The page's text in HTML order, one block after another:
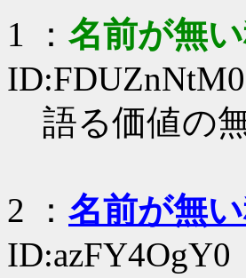
1 ： 名前が無
ID:FDUZnNtM0
語る価値の
2 ： 名前が無
ID:azFY4OgY0